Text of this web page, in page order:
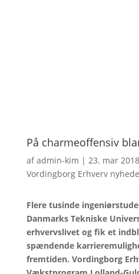
På charmeoffensiv
afadmin-kim | 23. mar 2018
Vordingborg Erhverv
Flere tusinde
Danmarks Tekniske
erhvervslivet og fik et
spændende
fremtiden. Vordingborg